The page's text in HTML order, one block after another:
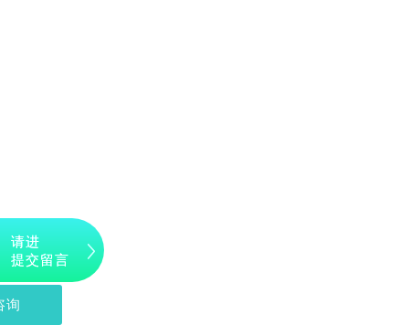
请进
提交留言
询